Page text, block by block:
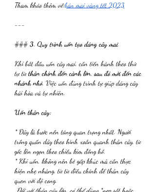
Tham khảo thêm về:bán mai vàng tết 2023
---
### 3. Quy trình uốn tạo dáng cây mai
Khi bắt đầu uốn cây mai, cần tiến hành theo thứ
tự từ thân chính đến cành lớn, sau đó mới đến các
nhánh nhỏ. Việc uốn đúng trình tự giúp dáng cây
hài hòa và tự nhiên.
Uốn thân cây:
* Đây là bước nền tảng quan trọng nhất. Người
trồng quấn dây theo hình xoắn quanh thân cây, từ
gốc lên ngọn theo chiều kim đồng hồ.
* Khi uốn, không nên bẻ gấp khúc mà cần thực
hiện nhẹ nhàng, từ từ điều chỉnh để thân cây
quen với độ cong.
Đối với thân cây lớn, có thể dùng *nẹp sắt hoặc